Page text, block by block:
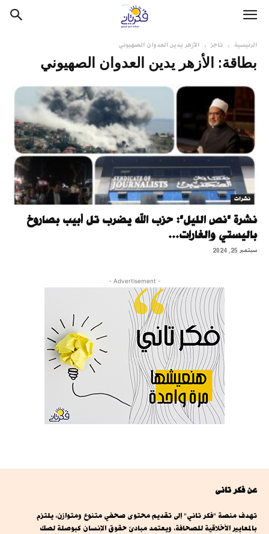
الرئيسية تاجز الأزهر يدين العدوان الصهيوني
بطاقة: الأزهر يدين العدوان الصهيوني
نشرات
نشرة "نص الليل": حزب الله يضرب تل أبيب بصاروخ
باليستي والغارات...
سبتمبر 25, 2024
- Advertisement -
عن فكر تانى
تهدف منصة "فكر تاني" إلى تقديم محتوى صحفي متنوع ومتوازن، يلتزم
بالمعايير الأخلاقية للصحافة، ويعتمد مبادئ حقوق الإنسان كبوصلة لصك